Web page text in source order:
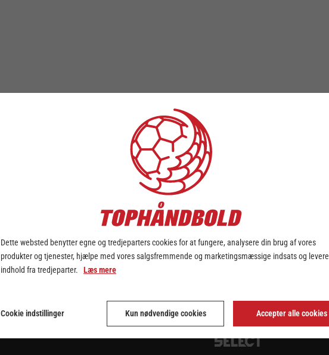
Dette websted benytter egne og tredjeparters cookies for at fungere, analysere din brug af vores
produkter og tjenester, hjælpe med vores salgsfremmende og marketingsmæssige indsats og levere
indhold fra tredjeparter. Læs mere
Cookie indstillinger Kun nødvendige cookies Accepter alle cookies